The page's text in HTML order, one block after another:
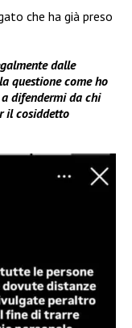
che ha già preso
dalle
questione come ho
difendermi da chi
il cosiddetto